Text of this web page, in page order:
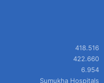
418.516
422.660
6.954
Sumukha Hospitals